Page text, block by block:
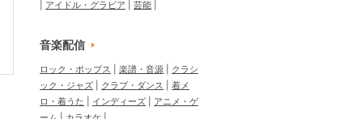
アイドル・グラビア
芸能
音楽配信
ロック・ポップス 楽譜・音源
クラシ
ック・ジャズ
クラブ・ダンス
着メ
ロ・着うた
インディーズ
アニメ・ゲ